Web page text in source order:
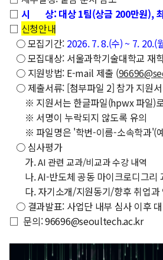
□ 시 상: 대상 1팀(상금 200만원), 최
□ 신청안내
○ 모집기간: 2026. 7. 8.(수) ~ 7. 20.(
○ 모집대상: 서울과학기술대학교 재
○ 지원방법: E-mail 제출 (
○ 제출서류: [첨부파일 2] 참가 지원
※ 지원서는 한글파일(hpwx 파일)
※ 서명이 누락되지 않도록 유의
※ 파일명은 '학번-이름-소속학과'(
○ 심사평가
가.AI 관련 교과/비교과 수강 내역
나. AI-반도체 공동 마이크로디그리
다. 자기소개/지원동기/향후 취업과
○ 결과발표: 사업단 내부 심사 이후
□ 문의: 96696@seoultech.ac.kr